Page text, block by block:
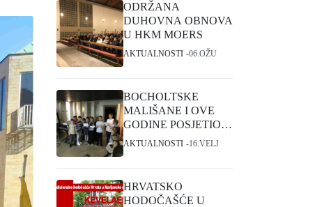
ODRŽANA
DUHOVNA OBNOVA
U HKM MOERS
AKTUALNOSTI 06.OŽU
BOCHOLTSKE
MALIŠANE I OVE
GODINE POSJETIO
SVETI NIKOLA
AKTUALNOSTI 16.VELJ
HRVATSKO
HODOČAŠĆE U